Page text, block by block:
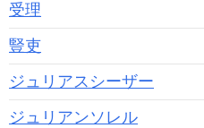
受理
豎吏
ジュリアスシーザー
ジュリアンソレル